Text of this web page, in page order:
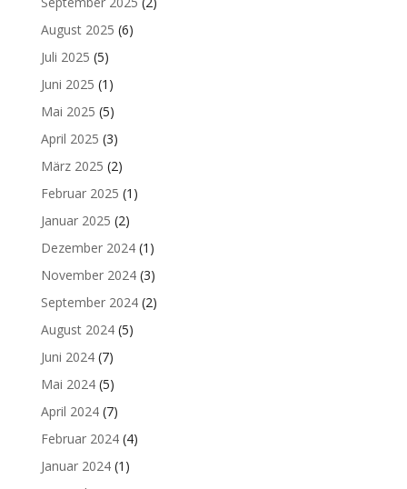
August 2025 (6)
Juli 2025 (5)
Juni 2025 (1)
Mai 2025 (5)
April 2025 (3)
März 2025 (2)
Februar 2025 (1)
Januar 2025 (2)
Dezember 2024(1)
November 2024(3)
September 2024(2)
August 2024(5)
Juni 2024(7)
Mai 2024(5)
April 2024(7)
Februar 2024(4)
Januar 2024(1)